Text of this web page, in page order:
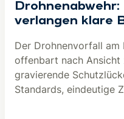
verlangen klare
Der Drohnenvorfall
offenbart nach Ansicht
gravierende
Standards, eindeutige